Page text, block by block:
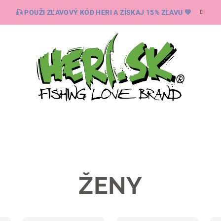
🎣 POUŽI ZĽAVOVÝ KÓD HERI A ZÍSKAJ 15% ZĽAVU 💚
ŽENY